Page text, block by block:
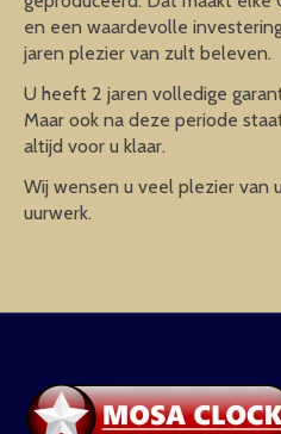
en een waardevolle
jaren plezier van zult beleven.
U heeft 2 jaren volledige
Maar ook na deze periode
altijd voor u klaar.
Wij wensen u veel plezier van
uurwerk.